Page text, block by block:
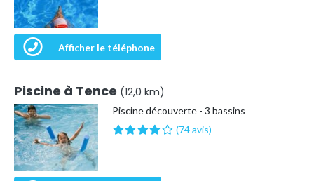
Afficher le téléphone
Piscine à Tence (12,0 km)
Piscine découverte - 3 bassins
(74 avis)